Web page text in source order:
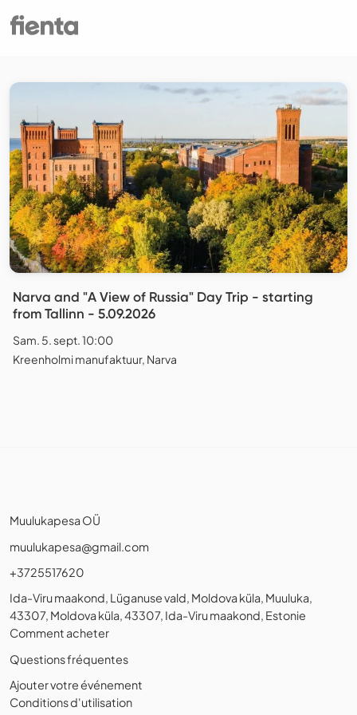
Narva and "A View of Russia" Day Trip - starting
from Tallinn - 5.09.2026
Sam. 5. sept. 10:00
Kreenholmi manufaktuur, Narva
Muulukapesa OÜ
muulukapesa@gmail.com
+3725517620
Ida-Viru maakond, Lüganuse vald, Moldova küla, Muuluka,
43307, Moldova küla, 43307, Ida-Viru maakond, Estonie
Comment acheter
Questions fréquentes
Ajouter votre événement
Conditions d'utilisation